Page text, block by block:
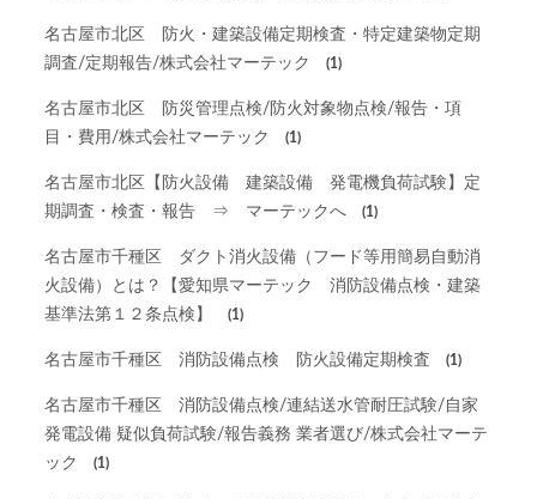
名古屋市北区 防火・建築設備定期検査・特定建築物定期
調査/定期報告/株式会社マーテック
(1)
名古屋市北区 防災管理点検/防火対象物点検/報告・項
目・費用/株式会社マーテック
(1)
名古屋市北区【防火設備 建築設備 発電機負荷試験】定
期調査・検査・報告 ⇒ マーテックへ
(1)
名古屋市千種区 ダクト消火設備（フード等用簡易自動消
火設備）とは？【愛知県マーテック 消防設備点検・建築
基準法第１２条点検】
(1)
名古屋市千種区 消防設備点検 防火設備定期検査 (1)
名古屋市千種区 消防設備点検/連結送水管耐圧試験/自家
発電設備 疑似負荷試験/報告義務 業者選び/株式会社マーテ
ック
(1)